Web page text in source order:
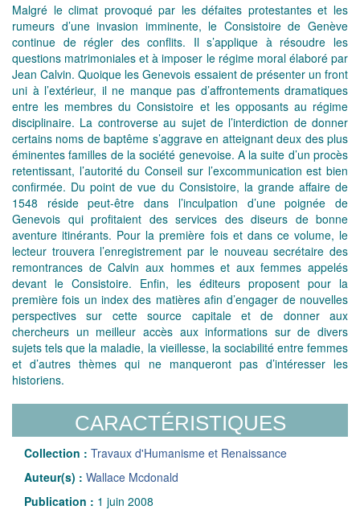
Malgré le climat provoqué par les défaites protestantes et les
rumeurs d’une invasion imminente, le Consistoire de Genève
continue de régler des conflits. Il s’applique à résoudre les
questions matrimoniales et à imposer le régime moral élaboré par
Jean Calvin. Quoique les Genevois essaient de présenter un front
uni à l’extérieur, il ne manque pas d’affrontements dramatiques
entre les membres du Consistoire et les opposants au régime
disciplinaire. La controverse au sujet de l’interdiction de donner
certains noms de baptême s’aggrave en atteignant deux des plus
éminentes familles de la société genevoise. A la suite d’un procès
retentissant, l’autorité du Conseil sur l’excommunication est bien
confirmée. Du point de vue du Consistoire, la grande affaire de
1548 réside peut-être dans l’inculpation d’une poignée de
Genevois qui profitaient des services des diseurs de bonne
aventure itinérants. Pour la première fois et dans ce volume, le
lecteur trouvera l’enregistrement par le nouveau secrétaire des
remontrances de Calvin aux hommes et aux femmes appelés
devant le Consistoire. Enfin, les éditeurs proposent pour la
première fois un index des matières afin d’engager de nouvelles
perspectives sur cette source capitale et de donner aux
chercheurs un meilleur accès aux informations sur de divers
sujets tels que la maladie, la vieillesse, la sociabilité entre femmes
et d’autres thèmes qui ne manqueront pas d’intéresser les
historiens.
CARACTÉRISTIQUES
Collection : Travaux d'Humanisme et Renaissance
Auteur(s) : Wallace Mcdonald
Publication : 1 juin 2008